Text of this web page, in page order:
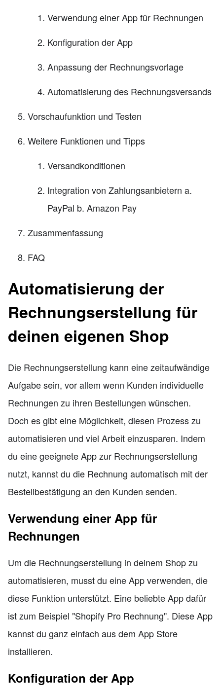
Verwendung einer App für Rechnungen
Konfiguration der App
Anpassung der Rechnungsvorlage
Automatisierung des Rechnungsversands
Vorschaufunktion und Testen
Weitere Funktionen und Tipps
Versandkonditionen
Integration von Zahlungsanbietern a.
PayPal b. Amazon Pay
Zusammenfassung
FAQ
Automatisierung der
Rechnungserstellung für
deinen eigenen Shop
Die Rechnungserstellung kann eine zeitaufwändige
Aufgabe sein, vor allem wenn Kunden individuelle
Rechnungen zu ihren Bestellungen wünschen.
Doch es gibt eine Möglichkeit, diesen Prozess zu
automatisieren und viel Arbeit einzusparen. Indem
du eine geeignete App zur Rechnungserstellung
nutzt, kannst du die Rechnung automatisch mit der
Bestellbestätigung an den Kunden senden.
Verwendung einer App für
Rechnungen
Um die Rechnungserstellung in deinem Shop zu
automatisieren, musst du eine App verwenden, die
diese Funktion unterstützt. Eine beliebte App dafür
ist zum Beispiel "Shopify Pro Rechnung". Diese App
kannst du ganz einfach aus dem App Store
installieren.
Konfiguration der App